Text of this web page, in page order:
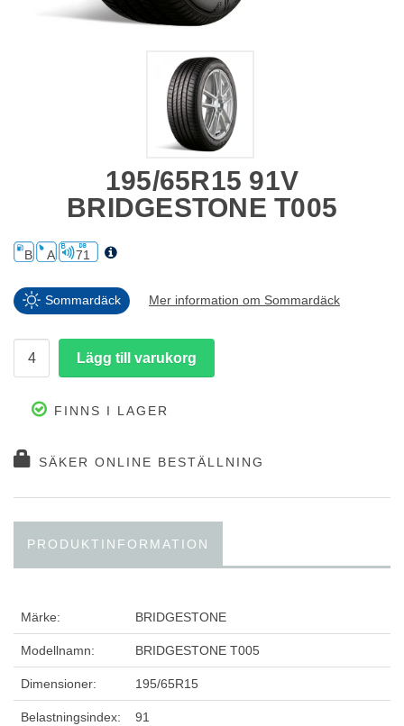
195/65R15 91V
BRIDGESTONE T005
B A 71
Sommardäck Mer information om Sommardäck
FINNS I LAGER
SÄKER ONLINE BESTÄLLNING
PRODUKTINFORMATION
Märke: BRIDGESTONE
Modellnamn: BRIDGESTONE T005
Dimensioner: 195/65R15
Belastningsindex: 91